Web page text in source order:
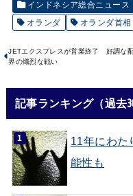
インドネシア総合ニュース
オランダ
オランダ首相
JETエクスプレスが営業終了 好調な
界の熾烈な戦い
記事ランキング（過去
11年にわ
能性も